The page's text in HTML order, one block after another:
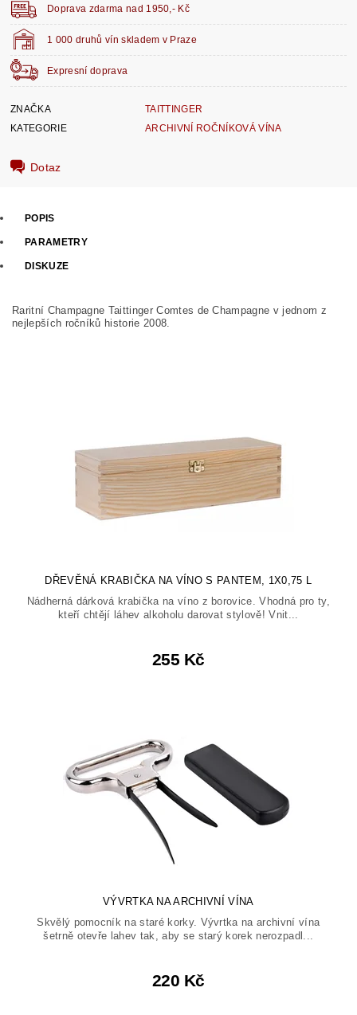
1 000 druhů vín skladem v Praze
Expresní doprava
Doprava zdarma nad 1950,- Kč
ZNAČKA
TAITTINGER
KATEGORIE
ARCHIVNÍ ROČNÍKOVÁ VÍNA
Dotaz
POPIS
PARAMETRY
DISKUZE
Raritní Champagne Taittinger Comtes de Champagne v jednom z
nejlepších ročníků historie 2008.
DŘEVĚNÁ KRABIČKA NA VÍNO S PANTEM, 1X0,75 L
Nádherná dárková krabička na víno z borovice. Vhodná pro ty,
kteří chtějí láhev alkoholu darovat stylově! Vnit...
255 Kč
VÝVRTKA NA ARCHIVNÍ VÍNA
Skvělý pomocník na staré korky. Vývrtka na archivní vína
šetrně otevře lahev tak, aby se starý korek nerozpadl...
220 Kč